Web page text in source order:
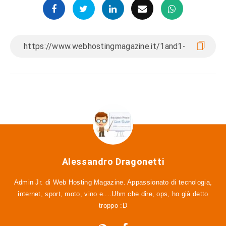
Alessandro Dragonetti
Admin Jr. di Web Hosting Magazine. Appassionato di tecnologia,
internet, sport, moto, vino e....Uhm che dire, ops, ho già detto
troppo :D